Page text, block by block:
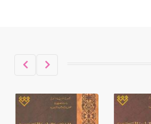
/22/ علامة كتابية sign تكتب منفصلة